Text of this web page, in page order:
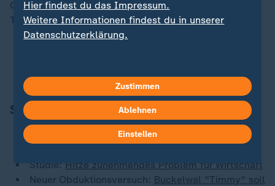
Gründe er dafür ausgemacht hat und wie sich das
Trainingslager anlässt, verrät er uns hier:
Schlagzeilen
Angriff auf Zugbegleiter in Rheinland-Pfalz:
Studie: Hitze zunehmendes Problem für Wirtschaft
Neuer Obduktionsversuch: Buckelwal "Timmy" soll
Hier findest du das Impressum.
Weitere Informationen findest du in unserer
Datenschutzerklärung.
Zustimmen
Ablehnen
Einstellen